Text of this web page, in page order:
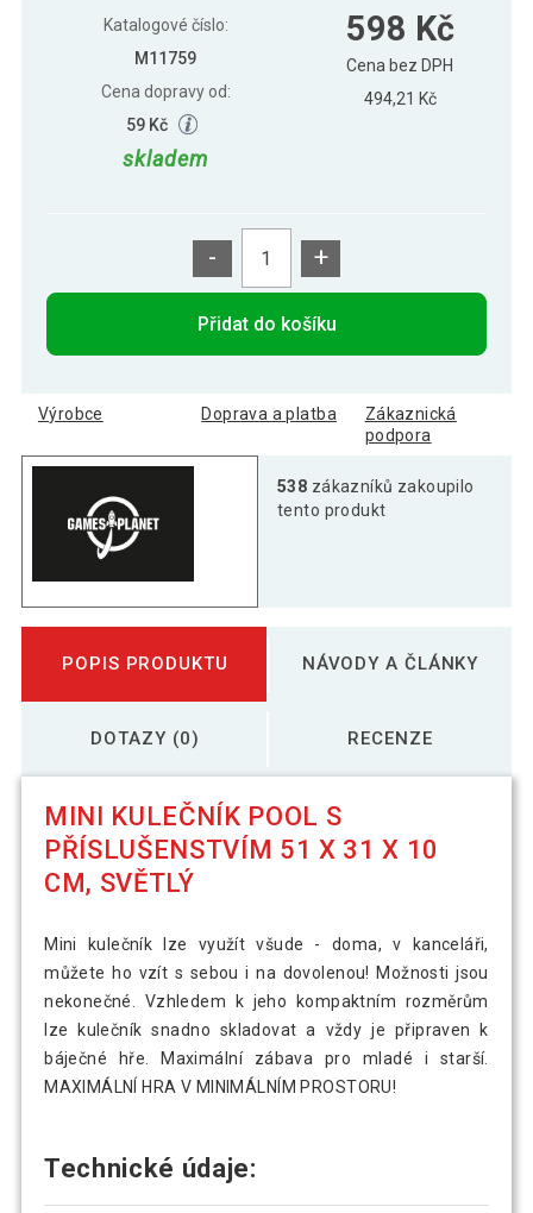
31 x 10 cm, tmavý
578 Kč
Katalogové číslo:
M11759
Cena dopravy od:
59 Kč
skladem
598 Kč
Cena bez DPH
494,21 Kč
- +
Přidat do košíku
Výrobce Doprava a platba
Zákaznická
podpora
538 zákazníků zakoupilo
tento produkt
POPIS PRODUKTU NÁVODY A ČLÁNKY
DOTAZY (0) RECENZE
MINI KULEČNÍK POOL S
PŘÍSLUŠENSTVÍM 51 X 31 X 10
CM, SVĚTLÝ
Mini kulečník lze využít všude - doma, v kanceláři,
můžete ho vzít s sebou i na dovolenou! Možnosti jsou
nekonečné. Vzhledem k jeho kompaktním rozměrům
lze kulečník snadno skladovat a vždy je připraven k
báječné hře. Maximální zábava pro mladé i starší.
MAXIMÁLNÍ HRA V MINIMÁLNÍM PROSTORU!
Technické údaje: